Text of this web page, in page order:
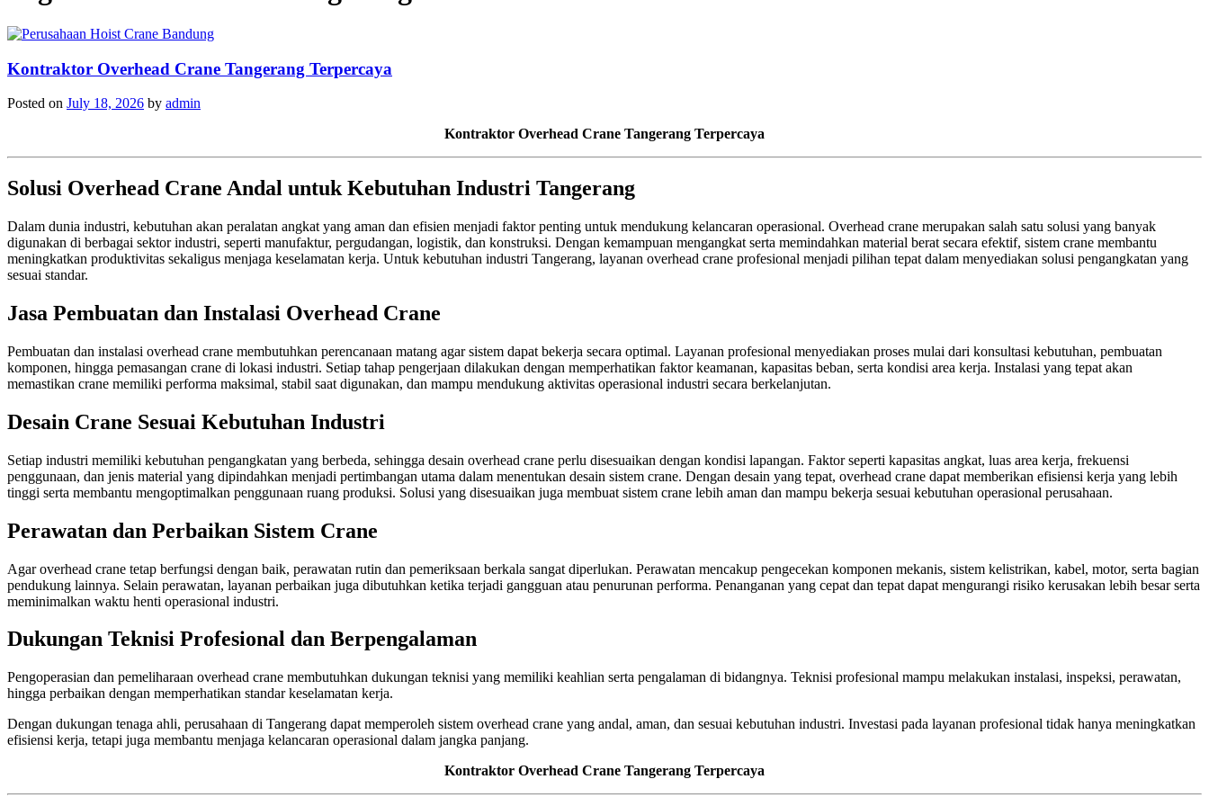
Kontraktor Overhead Crane Tangerang Terpercaya
Posted on July 18, 2026 by admin
Kontraktor Overhead Crane Tangerang Terpercaya
Solusi Overhead Crane Andal untuk Kebutuhan Industri Tangerang
Dalam dunia industri, kebutuhan akan peralatan angkat yang aman dan efisien menjadi faktor penting untuk mendukung kelancaran operasional. Overhead crane merupakan salah satu solusi yang banyak
digunakan di berbagai sektor industri, seperti manufaktur, pergudangan, logistik, dan konstruksi. Dengan kemampuan mengangkat serta memindahkan material berat secara efektif, sistem crane membantu
meningkatkan produktivitas sekaligus menjaga keselamatan kerja. Untuk kebutuhan industri Tangerang, layanan overhead crane profesional menjadi pilihan tepat dalam menyediakan solusi pengangkatan yang
sesuai standar.
Jasa Pembuatan dan Instalasi Overhead Crane
Pembuatan dan instalasi overhead crane membutuhkan perencanaan matang agar sistem dapat bekerja secara optimal. Layanan profesional menyediakan proses mulai dari konsultasi kebutuhan, pembuatan
komponen, hingga pemasangan crane di lokasi industri. Setiap tahap pengerjaan dilakukan dengan memperhatikan faktor keamanan, kapasitas beban, serta kondisi area kerja. Instalasi yang tepat akan
memastikan crane memiliki performa maksimal, stabil saat digunakan, dan mampu mendukung aktivitas operasional industri secara berkelanjutan.
Desain Crane Sesuai Kebutuhan Industri
Setiap industri memiliki kebutuhan pengangkatan yang berbeda, sehingga desain overhead crane perlu disesuaikan dengan kondisi lapangan. Faktor seperti kapasitas angkat, luas area kerja, frekuensi
penggunaan, dan jenis material yang dipindahkan menjadi pertimbangan utama dalam menentukan desain sistem crane. Dengan desain yang tepat, overhead crane dapat memberikan efisiensi kerja yang lebih
tinggi serta membantu mengoptimalkan penggunaan ruang produksi. Solusi yang disesuaikan juga membuat sistem crane lebih aman dan mampu bekerja sesuai kebutuhan operasional perusahaan.
Perawatan dan Perbaikan Sistem Crane
Agar overhead crane tetap berfungsi dengan baik, perawatan rutin dan pemeriksaan berkala sangat diperlukan. Perawatan mencakup pengecekan komponen mekanis, sistem kelistrikan, kabel, motor, serta bagian
pendukung lainnya. Selain perawatan, layanan perbaikan juga dibutuhkan ketika terjadi gangguan atau penurunan performa. Penanganan yang cepat dan tepat dapat mengurangi risiko kerusakan lebih besar serta
meminimalkan waktu henti operasional industri.
Dukungan Teknisi Profesional dan Berpengalaman
Pengoperasian dan pemeliharaan overhead crane membutuhkan dukungan teknisi yang memiliki keahlian serta pengalaman di bidangnya. Teknisi profesional mampu melakukan instalasi, inspeksi, perawatan,
hingga perbaikan dengan memperhatikan standar keselamatan kerja.
Dengan dukungan tenaga ahli, perusahaan di Tangerang dapat memperoleh sistem overhead crane yang andal, aman, dan sesuai kebutuhan industri. Investasi pada layanan profesional tidak hanya meningkatkan
efisiensi kerja, tetapi juga membantu menjaga kelancaran operasional dalam jangka panjang.
Kontraktor Overhead Crane Tangerang Terpercaya